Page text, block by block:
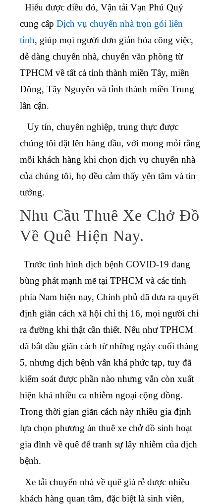
Hiểu được điều đó, Vận tải Vạn Phú Quý
cung cấp Dịch vụ chuyển nhà trọn gói liên
tỉnh, giúp mọi người đơn giản hóa công việc,
dễ dàng chuyển nhà, chuyển văn phòng từ
TPHCM về tất cả tỉnh thành miền Tây, miền
Đông, Tây Nguyên và tỉnh thành miền Trung
lân cận.
Uy tín, chuyên nghiệp, trung thực được
chúng tôi đặt lên hàng đầu, với mong mỏi rằng
mỗi khách hàng khi chọn dịch vụ chuyển nhà
của chúng tôi, họ đều cảm thấy yên tâm và tin
tưởng.
Nhu Cầu Thuê Xe Chở Đồ
Về Quê Hiện Nay.
Trước tình hình dịch bệnh COVID-19 đang
bùng phát mạnh mẽ tại TPHCM và các tỉnh
phía Nam hiện nay, Chính phủ đã đưa ra quyết
định giãn cách xã hội chỉ thị 16, mọi người chỉ
ra đường khi thật cần thiết. Nếu như TPHCM
đã bắt đầu giãn cách từ những ngày cuối tháng
5, nhưng dịch bệnh vẫn khá phức tạp, tuy đã
kiểm soát được phần nào nhưng vẫn còn xuất
hiện khá nhiều ca nhiễm ngoại cộng đồng.
Trong thời gian giãn cách này nhiều gia định
lựa chọn phương án thuê xe chở đồ sinh hoạt
gia đình về quê để tranh sự lây nhiễm của dịch
bệnh.
Xe tải chuyển nhà về quê giá rẻ được nhiều
khách hàng quan tâm, đặc biệt là sinh viên,